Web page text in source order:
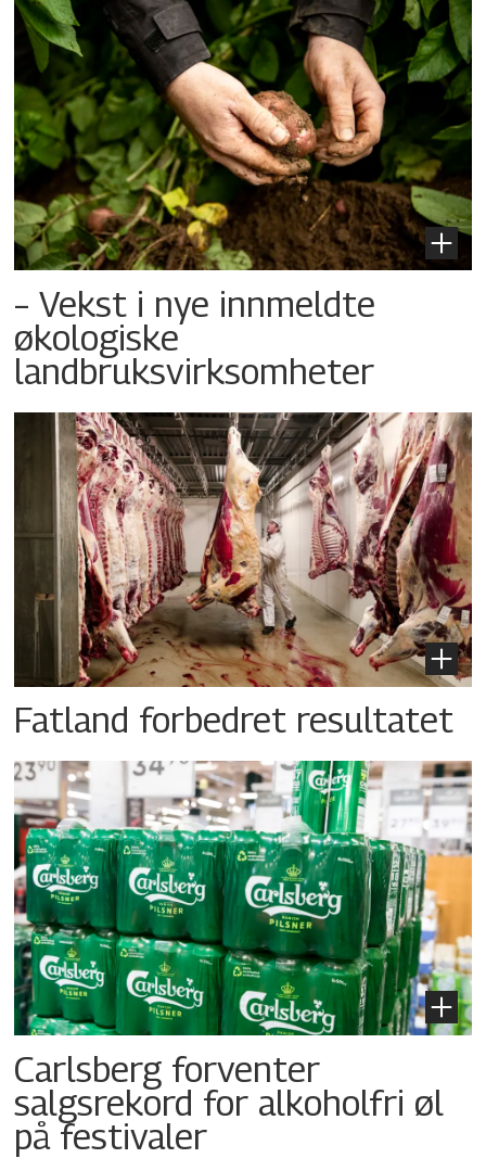
– Vekst i nye innmeldte
økologiske
landbruksvirksomheter
Fatland forbedret resultatet
Carlsberg forventer
salgsrekord for alkoholfri øl
på festivaler